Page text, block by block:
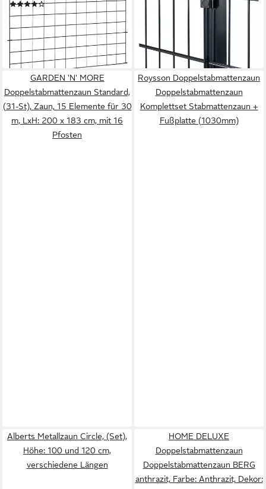
(2)
ab 51,99 €
(13,43 €/ 1 m)
lieferbar - in 5-6 Werktagen bei dir
Komplettset Stabmattenzaun
lieferbar - in 9-11 Werktagen bei
GARDEN 'N' MORE
Doppelstabmattenzaun Standard,
(31-St), Zaun, 15 Elemente für 30
m, LxH: 200 x 183 cm, mit 16
Pfosten
Roysson Doppelstabmattenzaun
Doppelstabmattenzaun
Komplettset Stabmattenzaun +
Fußplatte (1030mm)
Alberts Metallzaun Circle, (Set),
Höhe: 100 und 120 cm,
verschiedene Längen
HOME DELUXE
Doppelstabmattenzaun
Doppelstabmattenzaun BERG
anthrazit, Farbe: Anthrazit, Dekor: